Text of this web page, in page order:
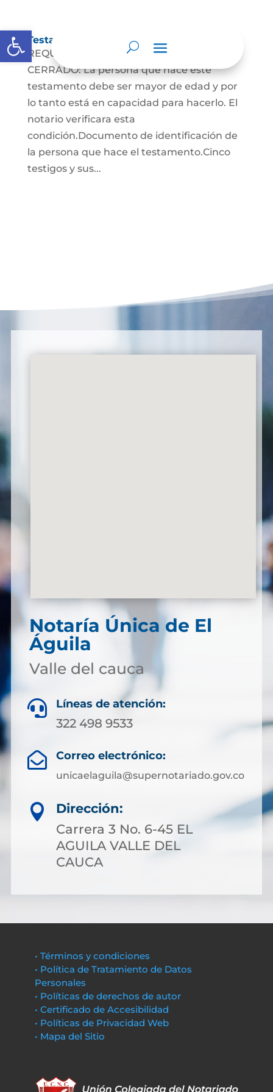
Abrir barra de herramientas
Testamento Cerrado
REQUISITOS PARA EL TESTAMENTO
CERRADO: La persona que hace este
testamento debe ser mayor de edad y por
lo tanto está en capacidad para hacerlo. El
notario verificara esta
condición.Documento de identificación de
la persona que hace el testamento.Cinco
testigos y sus...
Notaría Única de El
Águila
Valle del cauca
 Líneas de atención:
322 498 9533
 Correo electrónico:
unicaelaguila@supernotariado.gov.co

Dirección:
Carrera 3 No. 6-45 EL
AGUILA VALLE DEL
CAUCA
• Términos y condiciones
• Política de Tratamiento de Datos
Personales
• Políticas de derechos de autor
• Certificado de Accesibilidad
• Políticas de Privacidad Web
• Mapa del Sitio